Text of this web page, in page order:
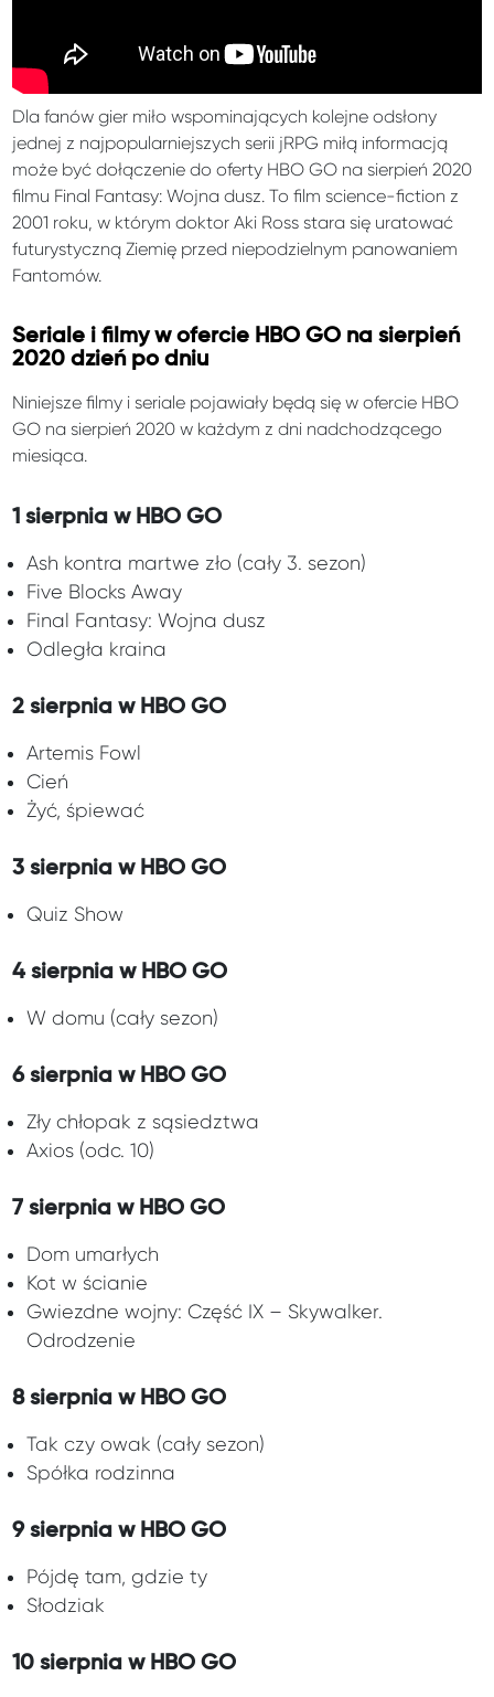
Dla fanów gier miło wspominających kolejne odsłony
jednej z najpopularniejszych serii jRPG miłą informacją
może być dołączenie do oferty HBO GO na sierpień 2020
filmu Final Fantasy: Wojna dusz. To film science-fiction z
2001 roku, w którym doktor Aki Ross stara się uratować
futurystyczną Ziemię przed niepodzielnym panowaniem
Fantomów.
Seriale i filmy w ofercie HBO GO na sierpień
2020 dzień po dniu
Niniejsze filmy i seriale pojawiały będą się w ofercie HBO
GO na sierpień 2020 w każdym z dni nadchodzącego
miesiąca.
1 sierpnia w HBO GO
Ash kontra martwe zło (cały 3. sezon)
Five Blocks Away
Final Fantasy: Wojna dusz
Odległa kraina
2 sierpnia w HBO GO
Artemis Fowl
Cień
Żyć, śpiewać
3 sierpnia w HBO GO
Quiz Show
4 sierpnia w HBO GO
W domu (cały sezon)
6 sierpnia w HBO GO
Zły chłopak z sąsiedztwa
Axios (odc. 10)
7 sierpnia w HBO GO
Dom umarłych
Kot w ścianie
Gwiezdne wojny: Część IX – Skywalker.
Odrodzenie
8 sierpnia w HBO GO
Tak czy owak (cały sezon)
Spółka rodzinna
9 sierpnia w HBO GO
Pójdę tam, gdzie ty
Słodziak
10 sierpnia w HBO GO